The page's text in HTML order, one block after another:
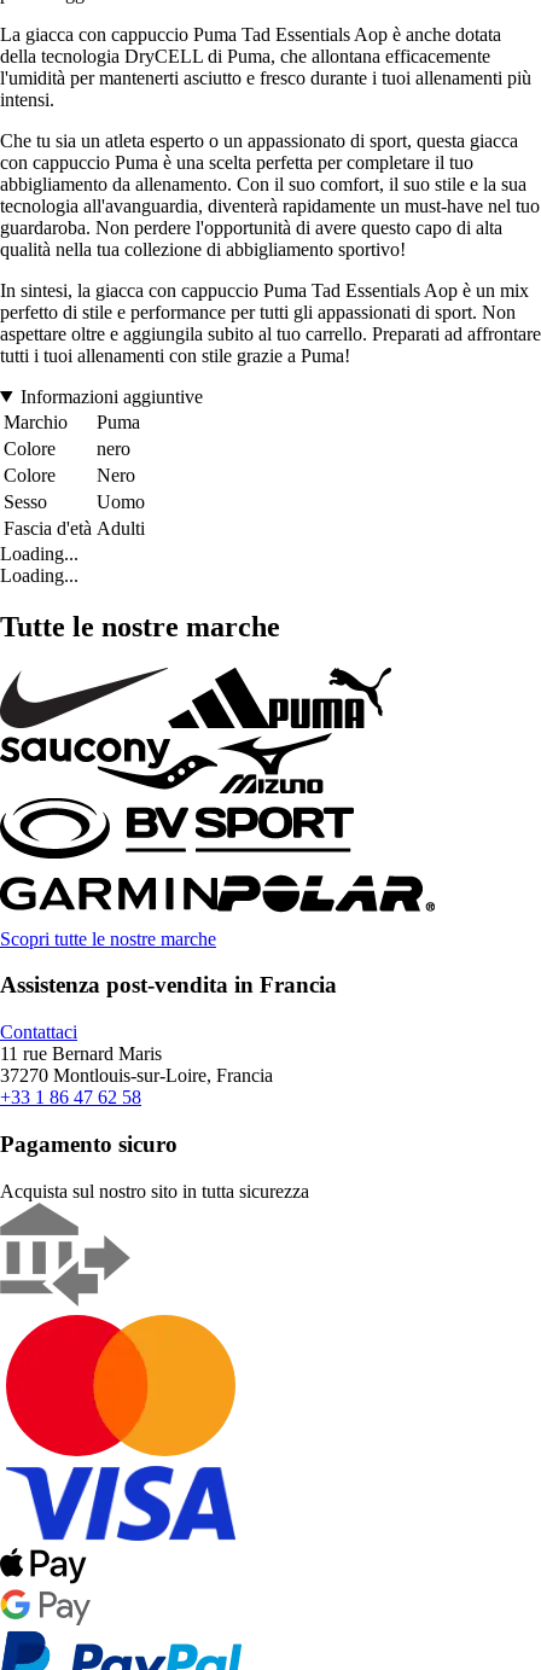
La giacca con cappuccio Puma Tad Essentials Aop è anche dotata
della tecnologia DryCELL di Puma, che allontana efficacemente
l'umidità per mantenerti asciutto e fresco durante i tuoi allenamenti più
intensi.
Che tu sia un atleta esperto o un appassionato di sport, questa giacca
con cappuccio Puma è una scelta perfetta per completare il tuo
abbigliamento da allenamento. Con il suo comfort, il suo stile e la sua
tecnologia all'avanguardia, diventerà rapidamente un must-have nel tuo
guardaroba. Non perdere l'opportunità di avere questo capo di alta
qualità nella tua collezione di abbigliamento sportivo!
In sintesi, la giacca con cappuccio Puma Tad Essentials Aop è un mix
perfetto di stile e performance per tutti gli appassionati di sport. Non
aspettare oltre e aggiungila subito al tuo carrello. Preparati ad affrontare
tutti i tuoi allenamenti con stile grazie a Puma!
Informazioni aggiuntive
Marchio
Puma
Colore
nero
Colore
Nero
Sesso
Uomo
Fascia d'età Adulti
Loading...
Loading...
Tutte le nostre marche
Scopri tutte le nostre marche
Assistenza post-vendita in Francia
Contattaci
11 rue Bernard Maris
37270 Montlouis-sur-Loire, Francia
+33 1 86 47 62 58
Pagamento sicuro
Acquista sul nostro sito in tutta sicurezza